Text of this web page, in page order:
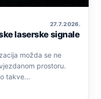
27. 7. 2026.
laserske signale
možda se ne
prostoru.
takve…